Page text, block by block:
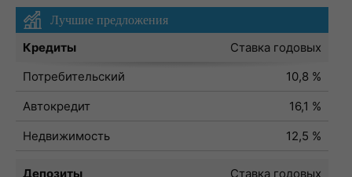
Лучшие предложения
Кредиты
Ставка годовых
Потребительский
10,8 %
Автокредит
16,1 %
Недвижимость
12,5 %
Депозиты
Ставка годовых